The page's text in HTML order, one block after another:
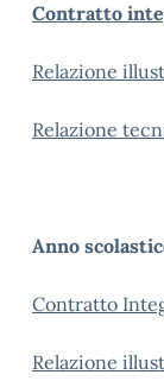
Contratto
Relazione
Relazione
Anno
Contratto
Relazione